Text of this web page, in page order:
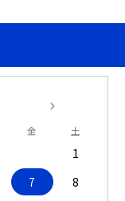
金 土
1
7
8